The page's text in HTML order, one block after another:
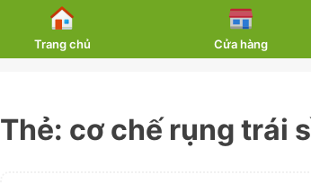
Trang chủ Cửa hàng
Thẻ: cơ chế rụng trái